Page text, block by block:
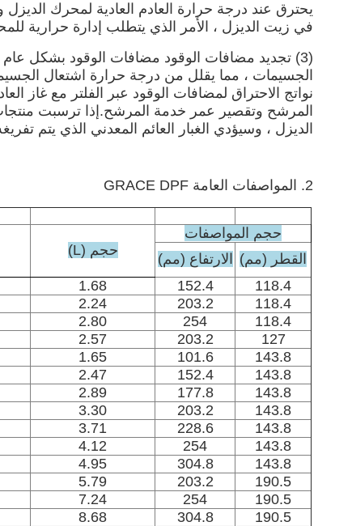
في زيت الديزل ، الأمر الذي يتطلب إدارة حرارية
(3) تجديد مضافات الوقود مضافات الوقود بشكل عام
الجسيمات ، مما يقلل من درجة حرارة اشتعال
نواتج الاحتراق لمضافات الوقود عبر الفلتر مع
المرشح وتقصير عمر خدمة المرشح.إذا ترسبت
الديزل ، وسيؤدي الغبار العائم المعدني الذي يتم
2. المواصفات العامة GRACE DPF
حجم المواصفات
حجم (L)
القطر (مم)
الارتفاع (مم)
118.4
152.4
1.68
118.4
203.2
2.24
118.4
254
2.80
127
203.2
2.57
143.8
101.6
1.65
143.8
152.4
2.47
143.8
177.8
2.89
143.8
203.2
3.30
143.8
228.6
3.71
143.8
254
4.12
143.8
304.8
4.95
190.5
203.2
5.79
190.5
254
7.24
190.5
304.8
8.68